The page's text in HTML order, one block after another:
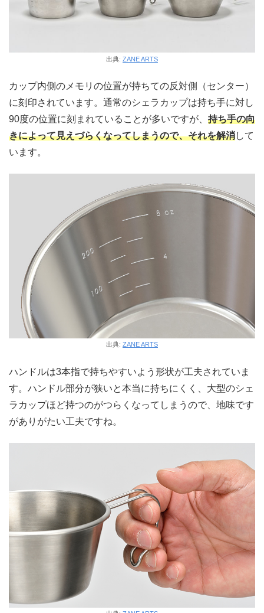
出典: ZANE ARTS
カップ内側のメモリの位置が持ちての反対側（センター）
に刻印されています。通常のシェラカップは持ち手に対し
90度の位置に刻まれていることが多いですが、 持ち手の向
きによって見えづらくなってしまうので、それを解消して
います。
出典: ZANE ARTS
ハンドルは3本指で持ちやすいよう形状が工夫されていま
す。ハンドル部分が狭いと本当に持ちにくく、大型のシェ
ラカップほど持つのがつらくなってしまうので、地味です
がありがたい工夫ですね。